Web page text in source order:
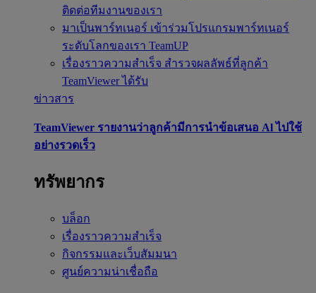
ติดต่อทีมงานของเรา
มาเป็นพาร์ทเนอร์ เข้าร่วมโปรแกรมพาร์ทเนอร์
ระดับโลกของเรา TeamUP
เรื่องราวความสำเร็จ สำรวจผลลัพธ์ที่ลูกค้า
TeamViewer ได้รับ
ข่าวสาร
TeamViewer รายงานว่าลูกค้ามีการนำข้อเสนอ Al ไปใช้
อย่างรวดเร็ว
ทรัพยากร
บล็อก
เรื่องราวความสำเร็จ
กิจกรรมและเว็บสัมมนา
ศูนย์ความน่าเชื่อถือ